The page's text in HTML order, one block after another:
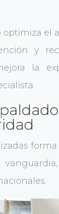
el
y
la